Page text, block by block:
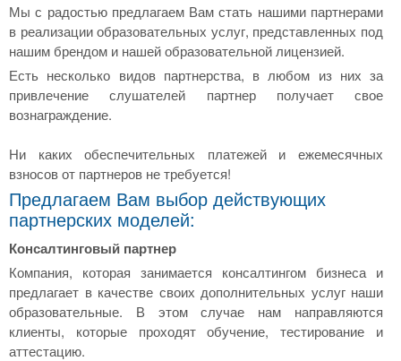
Мы с радостью предлагаем Вам стать нашими партнерами
в реализации образовательных услуг, представленных под
нашим брендом и нашей образовательной лицензией.
Есть несколько видов партнерства, в любом из них за
привлечение слушателей партнер получает свое
вознаграждение.
Ни каких обеспечительных платежей и ежемесячных
взносов от партнеров не требуется!
Предлагаем Вам выбор действующих
партнерских моделей:
Консалтинговый партнер
Компания, которая занимается консалтингом бизнеса и
предлагает в качестве своих дополнительных услуг наши
образовательные. В этом случае нам направляются
клиенты, которые проходят обучение, тестирование и
аттестацию.